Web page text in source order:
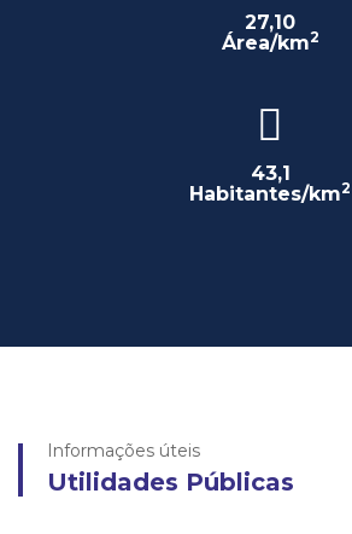
27,10
Área/km2
43,1
Habitantes/km2
Informações úteis
Utilidades Públicas